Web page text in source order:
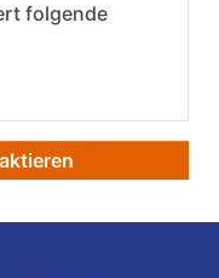
folgende